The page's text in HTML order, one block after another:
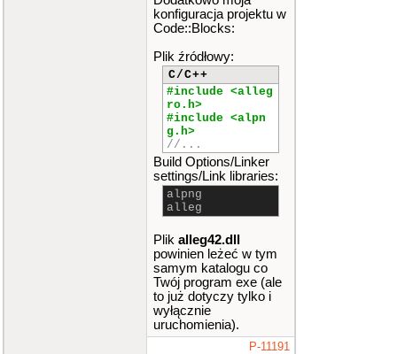
konfiguracja projektu w
Code::Blocks:
Plik źródłowy:
C/C++
#include <alleg
ro.h>
#include <alpn
g.h>
//...
Build Options/Linker
settings/Link libraries:
alpng
alleg
Plik alleg42.dll
powinien leżeć w tym
samym katalogu co
Twój program exe (ale
to już dotyczy tylko i
wyłącznie
uruchomienia).
P-11191